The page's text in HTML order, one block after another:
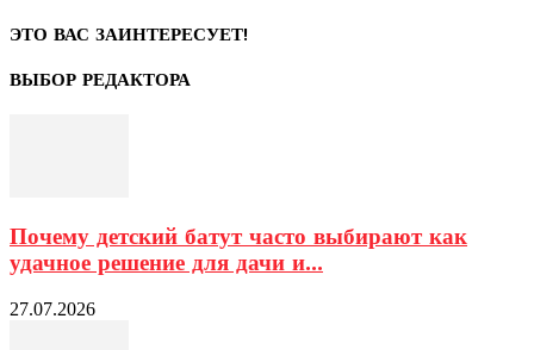
ЭТО ВАС ЗАИНТЕРЕСУЕТ!
ВЫБОР РЕДАКТОРА
Почему детский батут часто выбирают как
удачное решение для дачи и...
27.07.2026